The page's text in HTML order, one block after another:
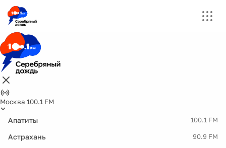
Москва 100.1 FM
Апатиты 100.1 FM
Астрахань 90.9 FM